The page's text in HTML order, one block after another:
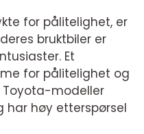
for pålitelighet, er
bruktbiler er
Et
for pålitelighet og
modeller
har høy etterspørsel